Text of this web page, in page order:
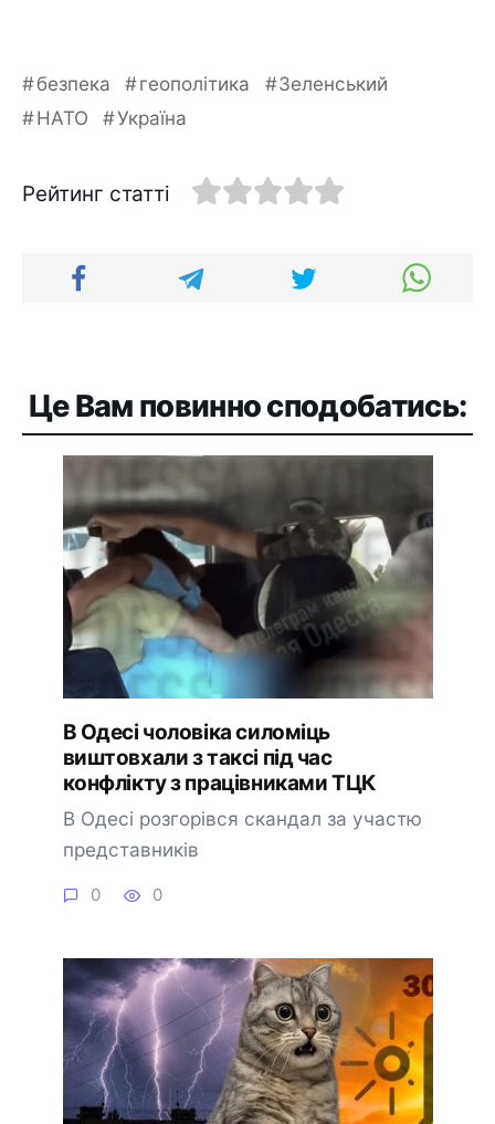
безпека геополітика
Зеленський
НАТО
Україна
Рейтинг статті
Це Вам повинно сподобатись:
В Одесі чоловіка силоміць
виштовхали з таксі під час
конфлікту з працівниками ТЦК
В Одесі розгорівся скандал за участю
представників
0 0